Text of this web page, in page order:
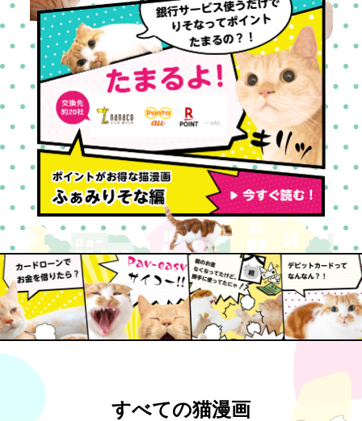
すべての猫漫画